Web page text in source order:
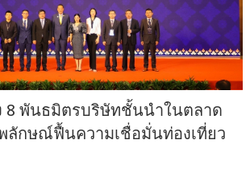
8 พันธมิตรบริษัทชั้นนำในตลาด
พลักษณ์ฟื้นความเชื่อมั่นท่องเที่ยว